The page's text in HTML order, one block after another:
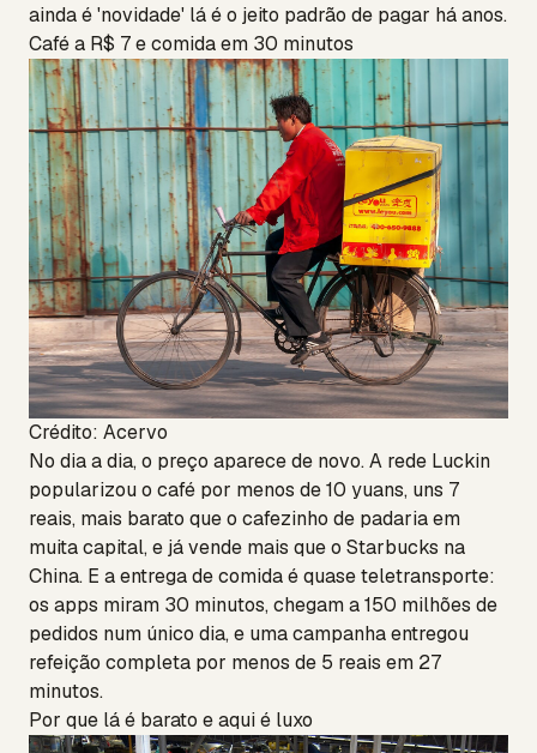
ainda é 'novidade' lá é o jeito padrão de pagar há anos.
Café a R$ 7 e comida em 30 minutos
Crédito: Acervo
No dia a dia, o preço aparece de novo. A rede Luckin
popularizou o café por menos de 10 yuans, uns 7
reais, mais barato que o cafezinho de padaria em
muita capital, e já vende mais que o Starbucks na
China. E a entrega de comida é quase teletransporte:
os apps miram 30 minutos, chegam a 150 milhões de
pedidos num único dia, e uma campanha entregou
refeição completa por menos de 5 reais em 27
minutos.
Por que lá é barato e aqui é luxo